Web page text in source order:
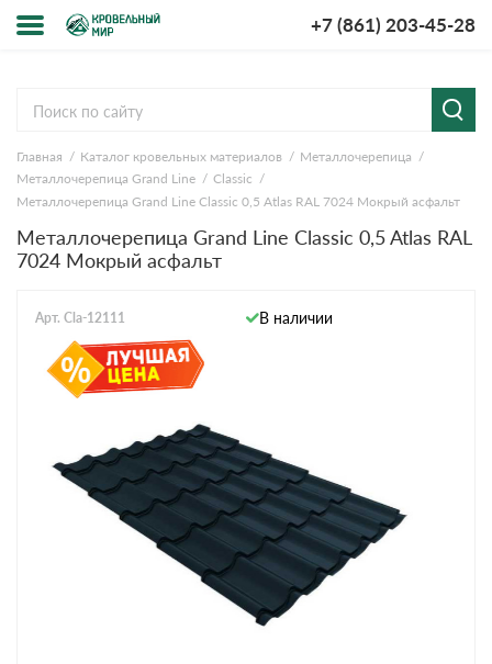
+7 (861) 203-45-28
компании
и оплата
Главная Каталог кровельных материалов
Металлочерепица
Металлочерепица Grand Line
Classic
Металлочерепица Grand Line Classic 0,5 Atlas RAL 7024 Мокрый асфальт
Металлочерепица Grand Line Classic 0,5 Atlas RAL
7024 Мокрый асфальт
Арт. Cla-12111 В наличии